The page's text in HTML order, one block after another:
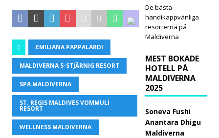
boka
EMILIANA PAPPALARDI
MALDIVERNA 5-STJÄRNIG RESORT
SPA MALDIVERNA
ST. REGIS MALDIVES VOMMULI
RESORT
WELLNESS MALDIVERNA
De bästa
handikappvänliga
resorterna på
Maldiverna
MEST BOKADE
HOTELL PÅ
MALDIVERNA
2025
Soneva Fushi
Anantara Dhigu
Maldiverna